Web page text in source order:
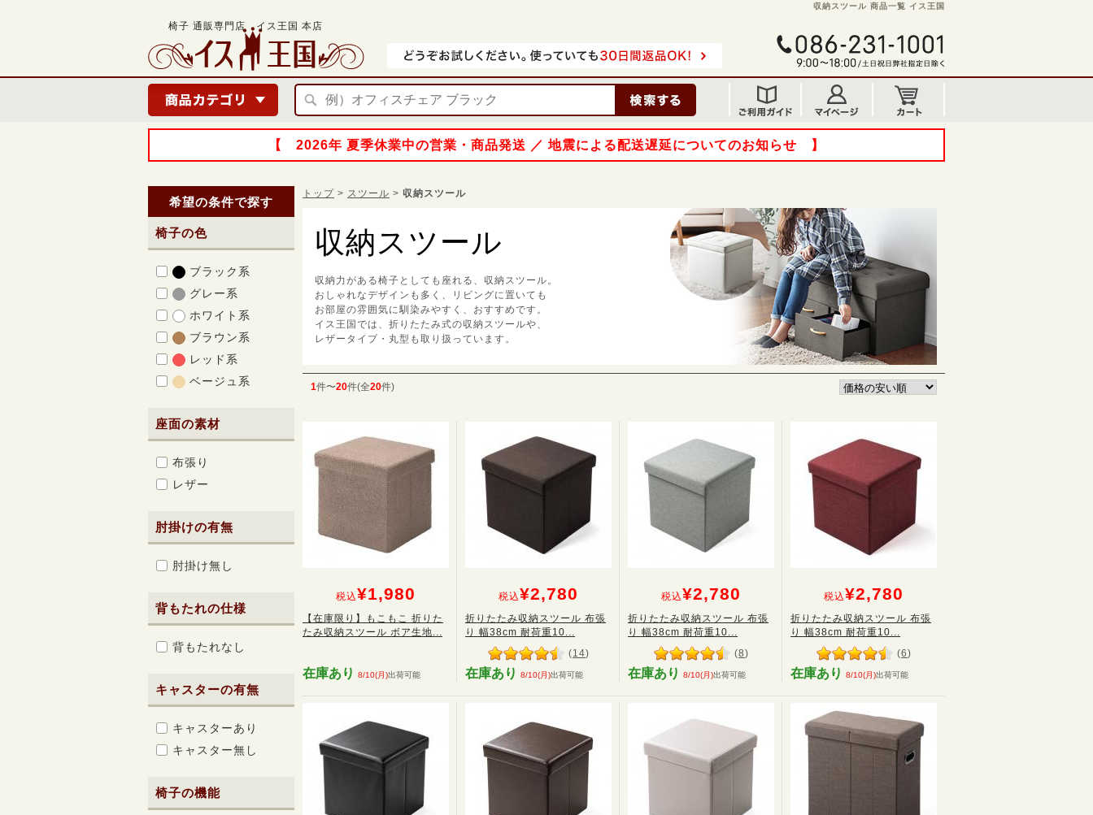
収納スツール 商品一覧 イス王国
椅子 通販専門店 イス王国 本店
【 2026年 夏季休業中の営業・商品発送 ／ 地震による配送遅延についてのお知らせ 】
希望の条件で探す
椅子の色
ブラック系
グレー系
ホワイト系
ブラウン系
レッド系
ベージュ系
座面の素材
布張り
レザー
肘掛けの有無
肘掛け無し
背もたれの仕様
背もたれなし
キャスターの有無
キャスターあり
キャスター無し
椅子の機能
トップ > スツール > 収納スツール
収納スツール
収納力がある椅子としても座れる、収納スツール。
おしゃれなデザインも多く、リビングに置いても
お部屋の雰囲気に馴染みやすく、おすすめです。
イス王国では、折りたたみ式の収納スツールや、
レザータイプ・丸型も取り扱っています。
1件〜20件(全20件)
税込¥1,980
【在庫限り】もこもこ 折りた
たみ収納スツール ボア生地...
在庫あり 8/10(月)出荷可能
税込¥2,780
折りたたみ収納スツール 布張
り 幅38cm 耐荷重10...
(14)
在庫あり 8/10(月)出荷可能
税込¥2,780
折りたたみ収納スツール 布張
り 幅38cm 耐荷重10...
(8)
在庫あり 8/10(月)出荷可能
税込¥2,780
折りたたみ収納スツール 布張
り 幅38cm 耐荷重10...
(6)
在庫あり 8/10(月)出荷可能